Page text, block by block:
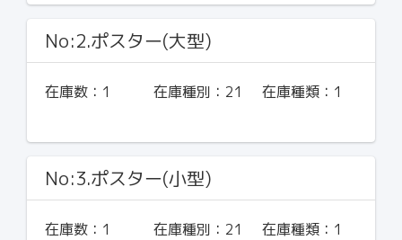
No:2.ポスター(大型)
在庫数： 1 在庫種別： 21 在庫種類： 1
No:3.ポスター(小型)
在庫数： 1 在庫種別： 21 在庫種類： 1